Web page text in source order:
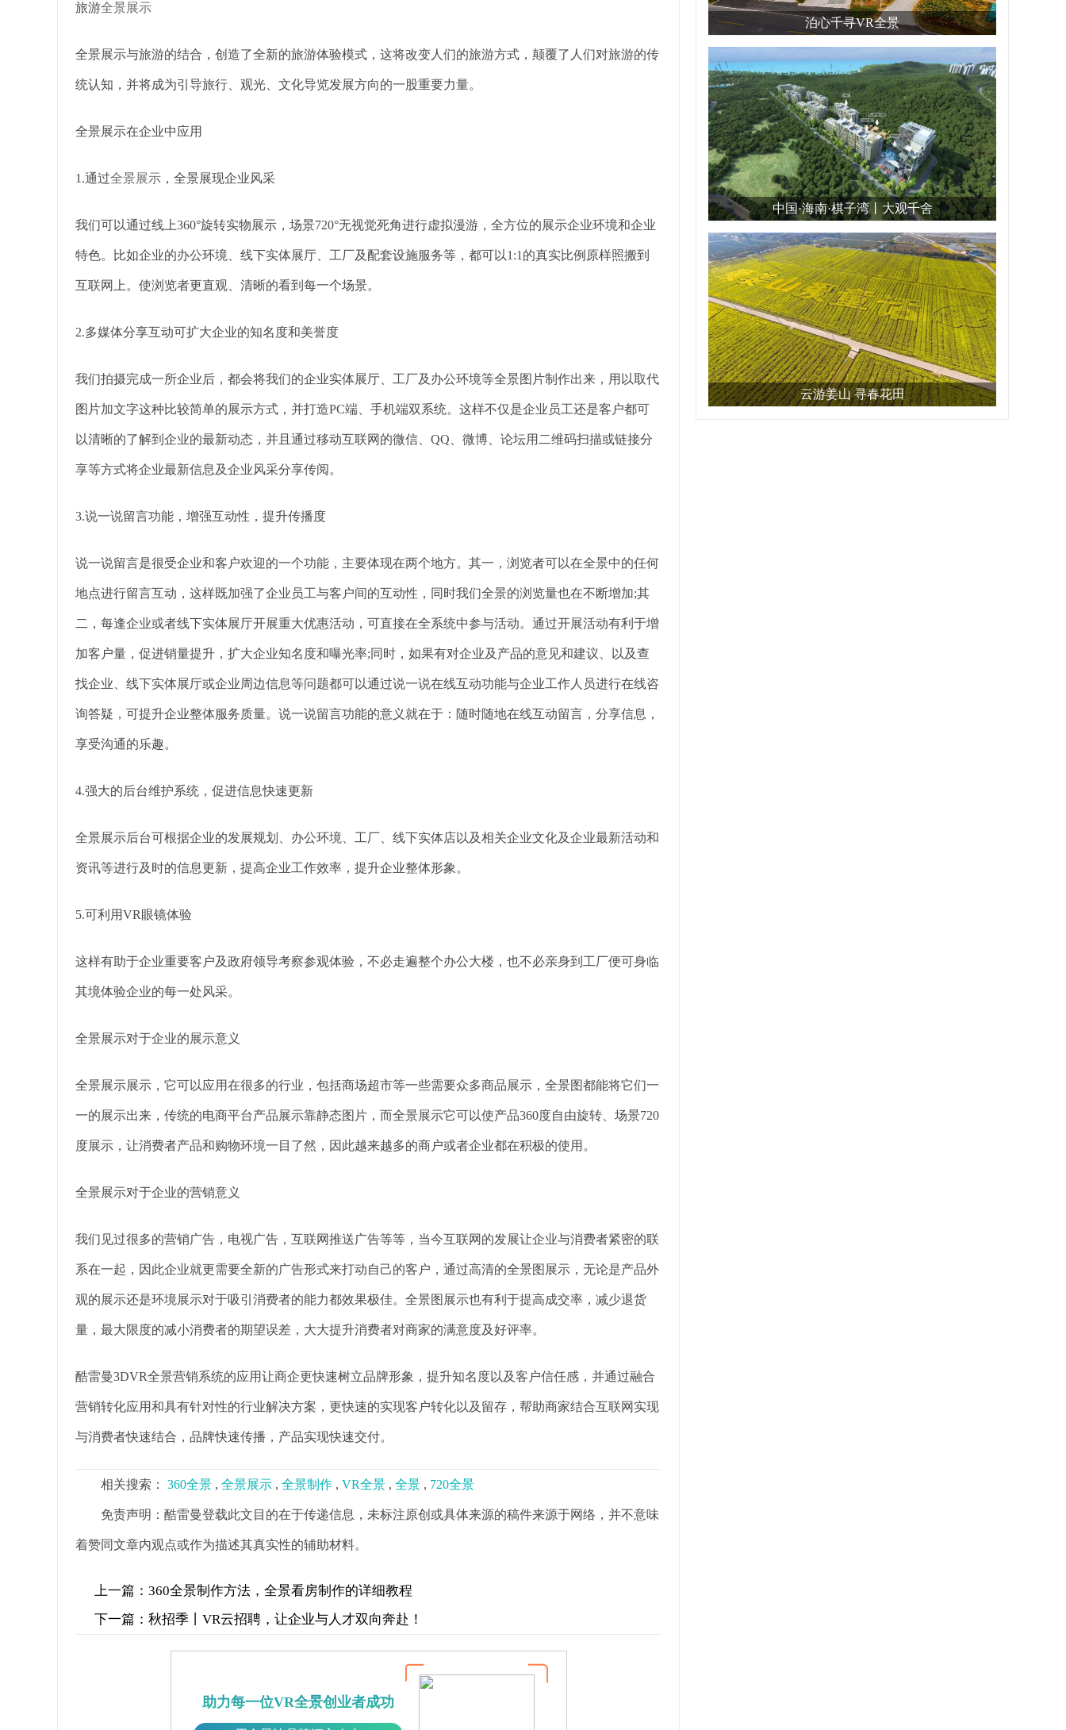
旅游全景展示
全景展示与旅游的结合，创造了全新的旅游体验模式，这将改变人们的旅游方式，颠覆了人们对旅游的传
统认知，并将成为引导旅行、观光、文化导览发展方向的一股重要力量。
全景展示在企业中应用
1.通过全景展示 ，全景展现企业风采
我们可以通过线上360°旋转实物展示，场景720°无视觉死角进行虚拟漫游，全方位的展示企业环境和企业
特色。比如企业的办公环境、线下实体展厅、工厂及配套设施服务等，都可以1:1的真实比例原样照搬到
互联网上。使浏览者更直观、清晰的看到每一个场景。
2.多媒体分享互动可扩大企业的知名度和美誉度
我们拍摄完成一所企业后，都会将我们的企业实体展厅、工厂及办公环境等全景图片制作出来，用以取代
图片加文字这种比较简单的展示方式，并打造PC端、手机端双系统。这样不仅是企业员工还是客户都可
以清晰的了解到企业的最新动态，并且通过移动互联网的微信、QQ、微博、论坛用二维码扫描或链接分
享等方式将企业最新信息及企业风采分享传阅。
3.说一说留言功能，增强互动性，提升传播度
说一说留言是很受企业和客户欢迎的一个功能，主要体现在两个地方。其一，浏览者可以在全景中的任何
地点进行留言互动，这样既加强了企业员工与客户间的互动性，同时我们全景的浏览量也在不断增加;其
二，每逢企业或者线下实体展厅开展重大优惠活动，可直接在全系统中参与活动。通过开展活动有利于增
加客户量，促进销量提升，扩大企业知名度和曝光率;同时，如果有对企业及产品的意见和建议、以及查
找企业、线下实体展厅或企业周边信息等问题都可以通过说一说在线互动功能与企业工作人员进行在线咨
询答疑，可提升企业整体服务质量。说一说留言功能的意义就在于：随时随地在线互动留言，分享信息，
享受沟通的乐趣。
4.强大的后台维护系统，促进信息快速更新
全景展示后台可根据企业的发展规划、办公环境、工厂、线下实体店以及相关企业文化及企业最新活动和
资讯等进行及时的信息更新，提高企业工作效率，提升企业整体形象。
5.可利用VR眼镜体验
这样有助于企业重要客户及政府领导考察参观体验，不必走遍整个办公大楼，也不必亲身到工厂便可身临
其境体验企业的每一处风采。
全景展示对于企业的展示意义
全景展示展示，它可以应用在很多的行业，包括商场超市等一些需要众多商品展示，全景图都能将它们一
一的展示出来，传统的电商平台产品展示靠静态图片，而全景展示它可以使产品360度自由旋转、场景720
度展示，让消费者产品和购物环境一目了然，因此越来越多的商户或者企业都在积极的使用。
全景展示对于企业的营销意义
我们见过很多的营销广告，电视广告，互联网推送广告等等，当今互联网的发展让企业与消费者紧密的联
系在一起，因此企业就更需要全新的广告形式来打动自己的客户，通过高清的全景图展示，无论是产品外
观的展示还是环境展示对于吸引消费者的能力都效果极佳。全景图展示也有利于提高成交率，减少退货
量，最大限度的减小消费者的期望误差，大大提升消费者对商家的满意度及好评率。
酷雷曼3DVR全景营销系统的应用让商企更快速树立品牌形象，提升知名度以及客户信任感，并通过融合
营销转化应用和具有针对性的行业解决方案，更快速的实现客户转化以及留存，帮助商家结合互联网实现
与消费者快速结合，品牌快速传播，产品实现快速交付。
相关搜索： 360全景 , 全景展示 , 全景制作 , VR全景 , 全景 , 720全景
免责声明：酷雷曼登载此文目的在于传递信息，未标注原创或具体来源的稿件来源于网络，并不意味
着赞同文章内观点或作为描述其真实性的辅助材料。
上一篇： 360全景制作方法，全景看房制作的详细教程
下一篇： 秋招季丨VR云招聘，让企业与人才双向奔赴！
助力每一位VR全景创业者成功
泊心千寻VR全景
中国·海南·棋子湾丨大观千舍
云游姜山 寻春花田